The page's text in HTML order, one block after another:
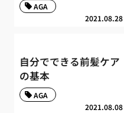
2021.08.28
AGA
自分でできる前髪ケア
の基本
2021.08.08
AGA